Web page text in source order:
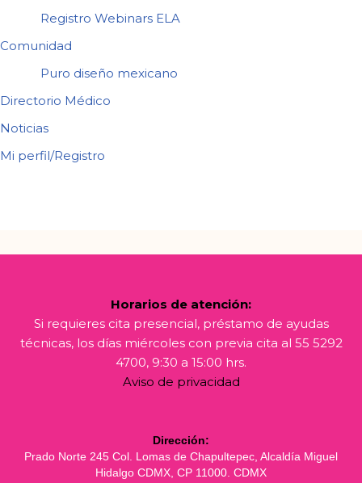
Registro Webinars ELA
Comunidad
Puro diseño mexicano
Directorio Médico
Noticias
Mi perfil/Registro
Horarios de atención:
Si requieres cita presencial, préstamo de ayudas
técnicas, los días miércoles con previa cita al 55 5292
4700, 9:30 a 15:00 hrs.
Aviso de privacidad
Dirección:
Prado Norte 245 Col. Lomas de Chapultepec, Alcaldía Miguel
Hidalgo CDMX, CP 11000. CDMX